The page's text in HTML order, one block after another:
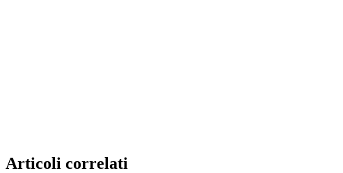
Articoli correlati